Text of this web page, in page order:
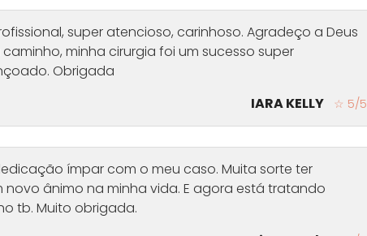
super atencioso, carinhoso. Agradeço a Deus
minha cirurgia foi um sucesso super
Obrigada
IARA KELLY
☆ 5/5
ímpar com o meu caso. Muita sorte ter
novo ânimo na minha vida. E agora está tratando
tb. Muito obrigada.